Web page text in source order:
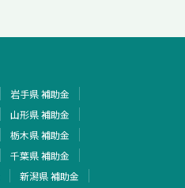
岩手県 補助金
山形県 補助金
栃木県 補助金
千葉県 補助金
新潟県 補助金